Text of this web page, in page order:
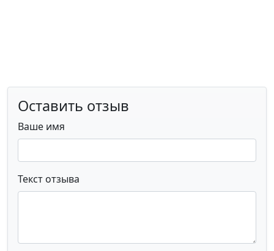
Оставить отзыв
Ваше имя
Текст отзыва